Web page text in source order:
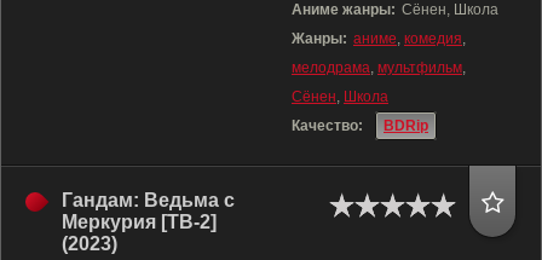
Аниме жанры: Сёнен, Школа
Жанры: аниме, комедия,
мелодрама, мультфильм,
Сёнен, Школа
Качество:
BDRip
Гандам: Ведьма с
Меркурия [ТВ-2]
(2023)